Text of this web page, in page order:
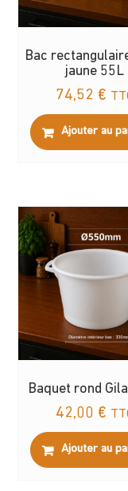
Bac
jaune 55L
74,52 €
Ajouter au
Baquet rond
42,00 €
Ajouter au